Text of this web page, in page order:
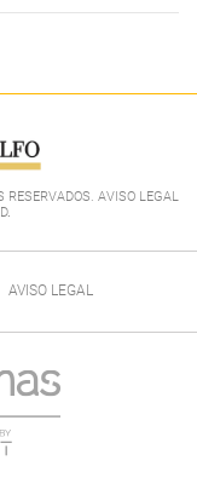
RESERVADOS. AVISO LEGAL
.
AVISO LEGAL